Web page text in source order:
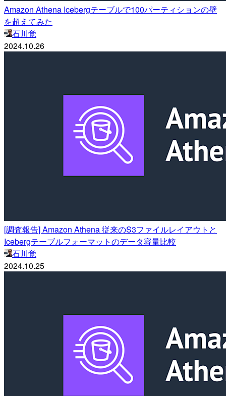
Amazon Athena Icebergテーブルで100パーティションの壁
を超えてみた
石川覚
2024.10.26
[調査報告] Amazon Athena 従来のS3ファイルレイアウトと
Icebergテーブルフォーマットのデータ容量比較
石川覚
2024.10.25